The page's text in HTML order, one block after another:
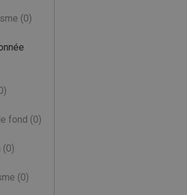
(0)
fond (0)
(0)
(0)